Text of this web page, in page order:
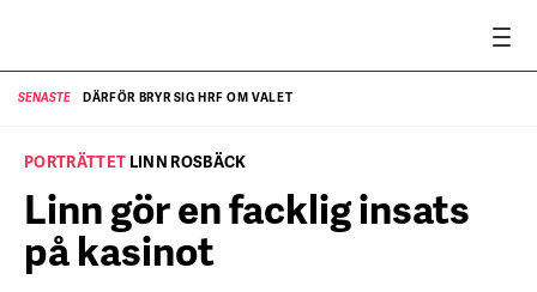
SENASTE DÄRFÖR BRYR SIG HRF OM VALET
PORTRÄTTET LINN ROSBÄCK
Linn gör en facklig insats
på kasinot